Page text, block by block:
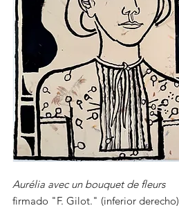
Aurélia avec un bouquet de fleurs
firmado "F. Gilot." (inferior derecho)